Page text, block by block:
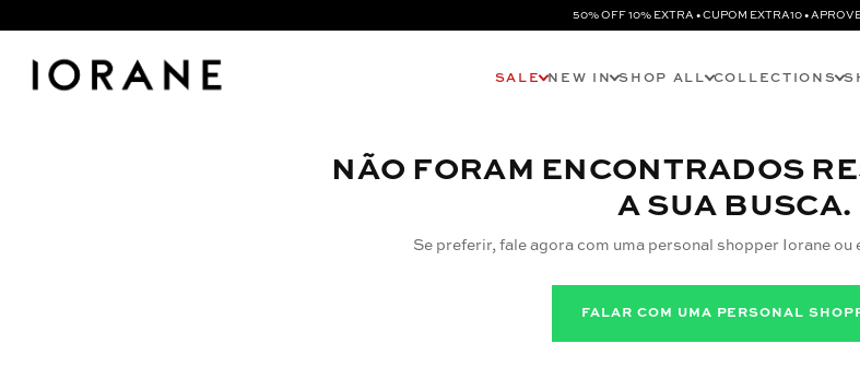
50% OFF 10% EXTRA • CUPOM EXTRA10 •
SALE NEW IN SHOP ALL COLLECTIONS
NÃO FORAM ENCONTRADOS
A SUA BUSCA.
Se preferir, fale agora com uma personal shopper Iorane
FALAR COM UMA PERSONAL